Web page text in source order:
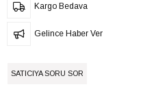
Kargo Bedava
Gelince Haber Ver
SATICIYA SORU SOR